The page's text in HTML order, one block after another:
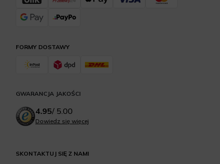
SKONTAKTUJ SIĘ Z NAMI
FORMY DOSTAWY
GWARANCJA JAKOŚCI
4.95/ 5.00
Dowiedz się więcej